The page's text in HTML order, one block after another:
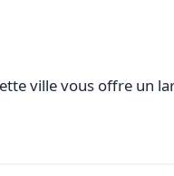
ville vous offre un